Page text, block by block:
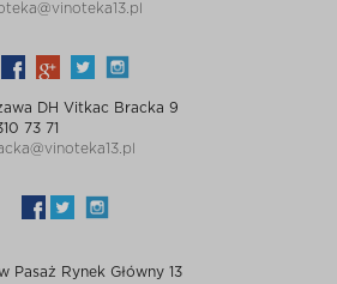
DH Vitkac Bracka 9
73 71
Pasaż Rynek Główny 13